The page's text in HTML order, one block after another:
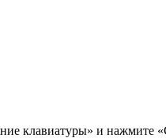
клавиатуры» и нажмите